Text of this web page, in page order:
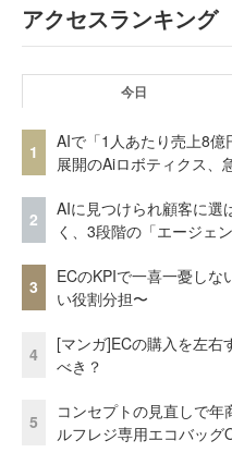
アクセスランキング
今日
1
AIで「1人あたり売上8億
展開のAiロボティクス、
2
AIに見つけられ顧客に選
く、3段階の「エージェ
3
ECのKPIで一喜一憂しな
い役割分担〜
4
[マンガ]ECの購入を左右
べき？
5
コンセプトの見直しで
ルフレジ専用エコバッグ